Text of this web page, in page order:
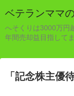
ベテランママ
へそくりは3000万円
年間売却益目指してま
「 記念株主優